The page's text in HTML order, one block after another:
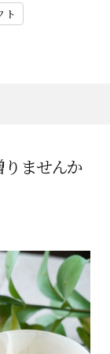
ト
ませんか